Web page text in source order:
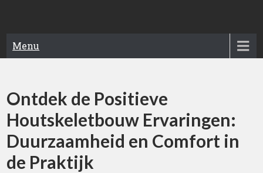
Menu
Ontdek de Positieve
Houtskeletbouw Ervaringen:
Duurzaamheid en Comfort in
de Praktijk